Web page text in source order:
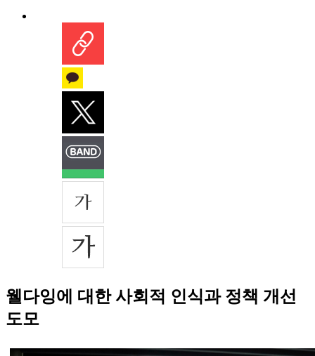
웰다잉에 대한 사회적 인식과 정책 개선
도모